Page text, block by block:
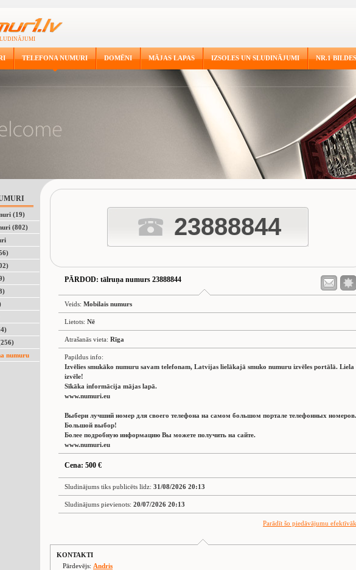
TELEFONA NUMURI DOMĒNI MĀJAS LAPAS IZSOLES UN SLUDINĀJUMI NR.1 BILDES
(19)
(802)
numuru
23888844
PĀRDOD: tālruņa numurs 23888844
Veids: Mobilais numurs
Lietots: Nē
Atrašanās vieta: Rīga
Papildus info:
Izvēlies smukāko numuru savam telefonam, Latvijas lielākajā smuko numuru izvēles portālā. Liela
izvēle!
Sīkāka informācija mājas lapā.
www.numuri.eu
Выбери лучший номер для своего телефона на самом большом портале телефонных номеров.
Большой выбор!
Более подробную информацию Вы можете получить на сайте.
www.numuri.eu
Cena: 500 €
Sludinājums tiks publicēts līdz: 31/08/2026 20:13
Sludinājums pievienots: 20/07/2026 20:13
Parādīt šo piedāvājumu efektīvāk
KONTAKTI
Pārdevējs: Andris